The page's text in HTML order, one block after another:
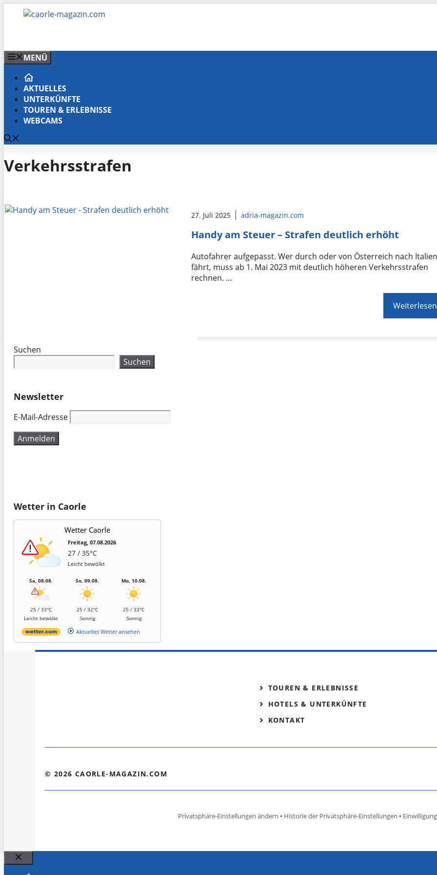
Inhalt
MENÜ
AKTUELLES
UNTERKÜNFTE
TOUREN & ERLEBNISSE
WEBCAMS
Verkehrsstrafen
27. Juli 2025 adria-magazin.com
Handy am Steuer – Strafen deutlich erhöht
Autofahrer aufgepasst. Wer durch oder von Österreich nach
fährt, muss ab 1. Mai 2023 mit deutlich höheren Verkehrsstrafen
rechnen. …
Weiterlesen
Suchen
Suchen
Newsletter
E-Mail-Adresse
Wetter in Caorle
Wetter Caorle
Freitag, 07.08.2026
27 / 35°C
Leicht bewölkt
Sa, 08.08.
25 / 33°C
Leicht bewölkt
So, 09.08.
25 / 32°C
Sonnig
Mo, 10.08.
25 / 33°C
Sonnig
Aktuelles Wetter ansehen
TOUREN & ERLEBNISSE
HOTELS & UNTERKÜNFTE
KONTAKT
© 2026 CAORLE-MAGAZIN.COM
Privatsphäre-Einstellungen ändern • Historie der Privatsphäre-Einstellungen •
Schließen